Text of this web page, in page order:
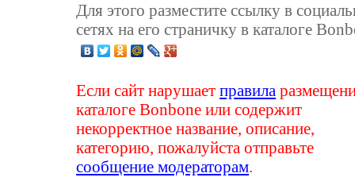
Для этого разместите ссылку в
сетях на его страничку в каталоге
Если сайт нарушаетправила
каталоге Bonbone или содержит
некорректное название, описание,
категорию, пожалуйста отправьте
сообщение модераторам